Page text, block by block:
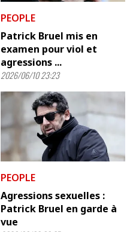
PEOPLE
Patrick Bruel mis en
examen pour viol et
agressions ...
2026/06/10 23:23
PEOPLE
Agressions sexuelles :
Patrick Bruel en garde à
vue